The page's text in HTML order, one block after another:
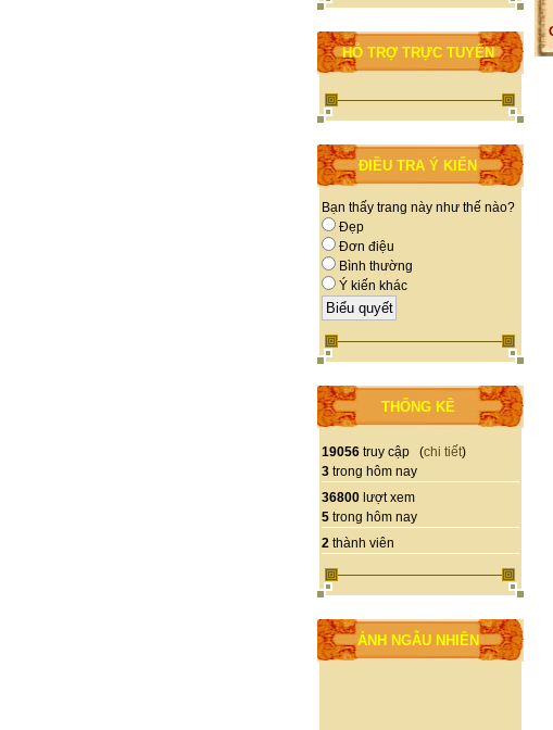
HỖ TRỢ TRỰC TUYẾN
ĐIỀU TRA Ý KIẾN
Bạn thấy trang này như thế nào?
Đẹp
Đơn điệu
Bình thường
Ý kiến khác
THỐNG KÊ
19056 truy cập (chi tiết)
3 trong hôm nay
36800 lượt xem
5 trong hôm nay
2 thành viên
ẢNH NGẪU NHIÊN